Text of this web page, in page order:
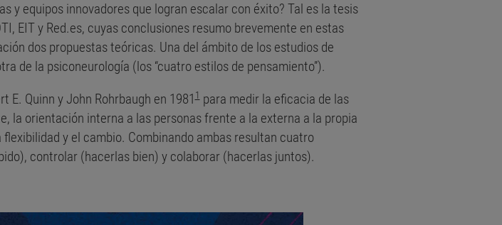
y equipos innovadores que logran escalar con éxito? Tal es la tesis
EIT y Red.es, cuyas conclusiones resumo brevemente en estas
dos propuestas teóricas. Una del ámbito de los estudios de
de la psiconeurología (los “cuatro estilos de pensamiento”).
E. Quinn y John Rohrbaugh en 19811para medir la eficacia de las
la orientación interna a las personas frente a la externa a la propia
y el cambio. Combinando ambas resultan cuatro
controlar (hacerlas bien) y colaborar (hacerlas juntos).